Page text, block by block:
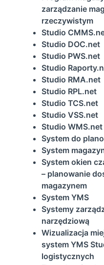
zarządzanie
rzeczywistym
Studio
Studio DOC.net
Studio PWS.net
Studio
Studio RMA.net
Studio RPL.net
Studio TCS.net
Studio VSS.net
Studio WMS.net
System do
System
System okien
– planowanie
magazynem
System YMS
Systemy
narzędziową
Wizualizacja
system YMS
logistycznych